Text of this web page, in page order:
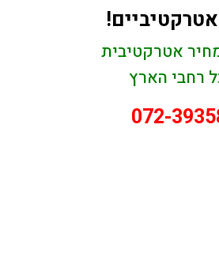
אטרקטיבית
רחבי הארץ
072-